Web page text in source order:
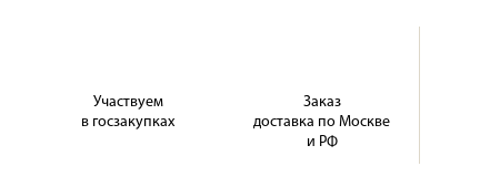
Участвуем
в госзакупках
Заказ
доставка по Москве
и РФ